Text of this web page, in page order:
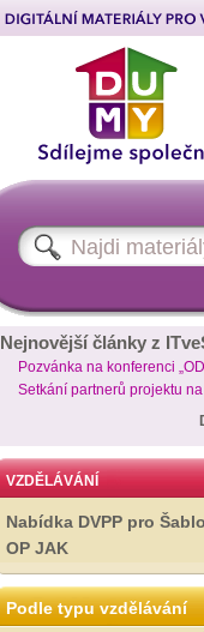
Nejnovější články z
Pozvánka na konferenci
Setkání partnerů projektu
VZDĚLÁVÁNÍ
Nabídka DVPP pro
OP JAK
Podle typu vzdělávání